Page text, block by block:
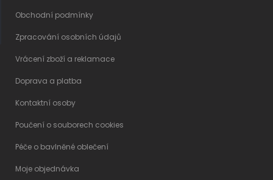
Obchodní podmínky
Zpracování osobních údajů
Vrácení zboží a reklamace
Doprava a platba
Kontaktní osoby
Poučení o souborech cookies
Péče o bavlněné oblečení
Moje objednávka